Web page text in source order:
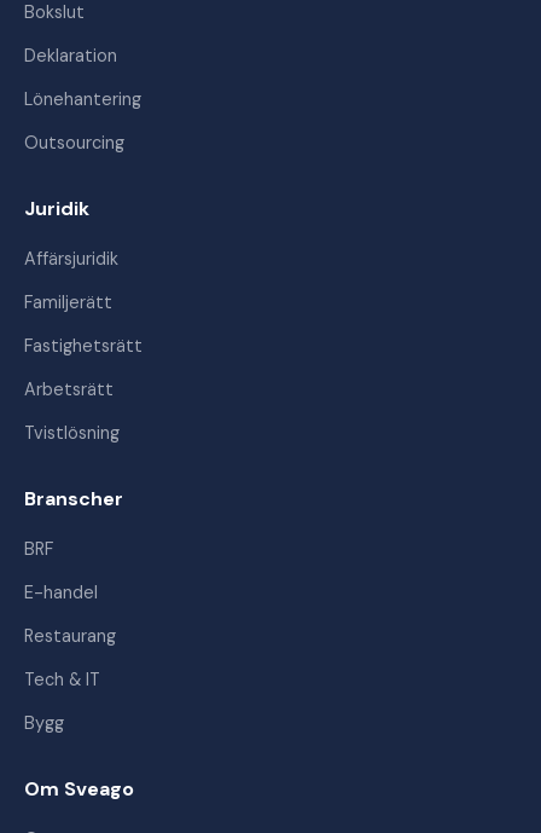
Bokslut
Deklaration
Lönehantering
Outsourcing
Juridik
Affärsjuridik
Familjerätt
Fastighetsrätt
Arbetsrätt
Tvistlösning
Branscher
BRF
E-handel
Restaurang
Tech & IT
Bygg
Om Sveago